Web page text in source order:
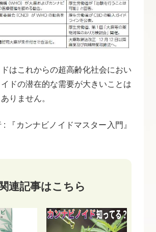
はこれからの超高齢化社会におい
ドの潜在的な需要が大きいことは
りません。
『カンナビノイドマスター入門』
関連記事はこちら